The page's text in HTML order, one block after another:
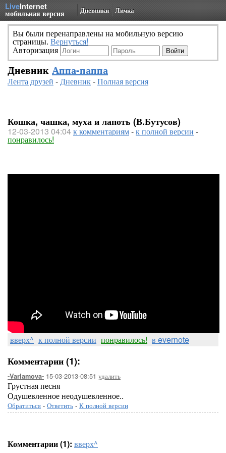
LiveInternet
мобильная версия Дневники Личка
Вы были перенаправлены на мобильную версию
страницы. Вернуться!
Авторизация
Дневник Аппа-паппа
Лента друзей -Дневник-Полная версия
Кошка, чашка, муха и лапоть (В.Бутусов)
12-03-2013 04:04к комментариям-к полной версии -
понравилось!
вверх^ к полной версии понравилось! в evernote
Комментарии (1):
-Varlamova- 15-03-2013-08:51 удалить
Грустная песня
Одушевленное неодушевленное..
Обратиться - Ответить - К полной версии
Комментарии (1): вверх^